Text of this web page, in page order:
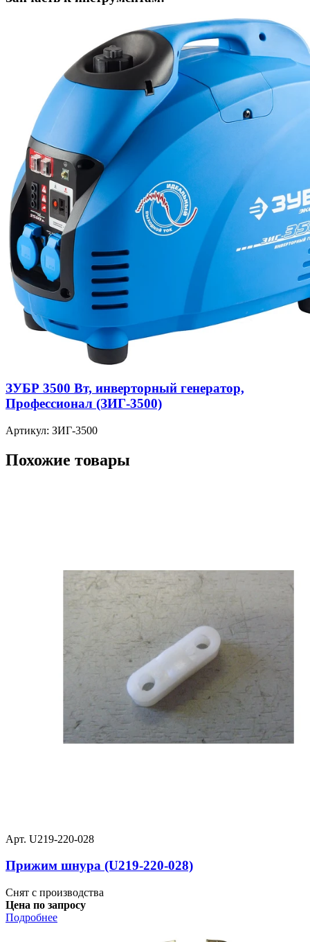
ЗУБР 3500 Вт, инверторный генератор,
Профессионал (ЗИГ-3500)
Артикул: ЗИГ-3500
Похожие товары
Арт. U219-220-028
Прижим шнура (U219-220-028)
Снят с производства
Цена по запросу
Подробнее